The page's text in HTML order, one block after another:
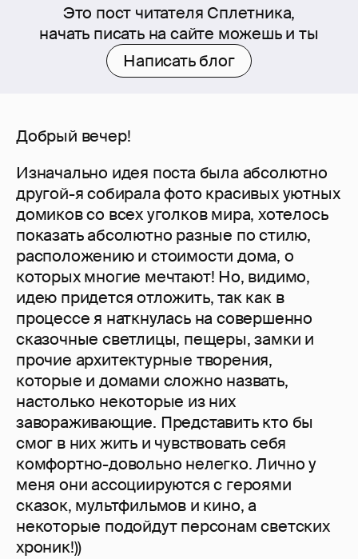
Это пост читателя Сплетника,
начать писать на сайте можешь и ты
Написать блог
Добрый вечер!
Изначально идея поста была абсолютно
другой-я собирала фото красивых уютных
домиков со всех уголков мира, хотелось
показать абсолютно разные по стилю,
расположению и стоимости дома, о
которых многие мечтают! Но, видимо,
идею придется отложить, так как в
процессе я наткнулась на совершенно
сказочные светлицы, пещеры, замки и
прочие архитектурные творения,
которые и домами сложно назвать,
настолько некоторые из них
завораживающие. Представить кто бы
смог в них жить и чувствовать себя
комфортно-довольно нелегко. Лично у
меня они ассоциируются с героями
сказок, мультфильмов и кино, а
некоторые подойдут персонам светских
хроник!))